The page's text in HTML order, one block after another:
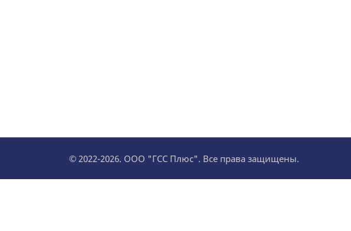
© 2022-2026. ООО "ГСС Плюс". Все права защищены.